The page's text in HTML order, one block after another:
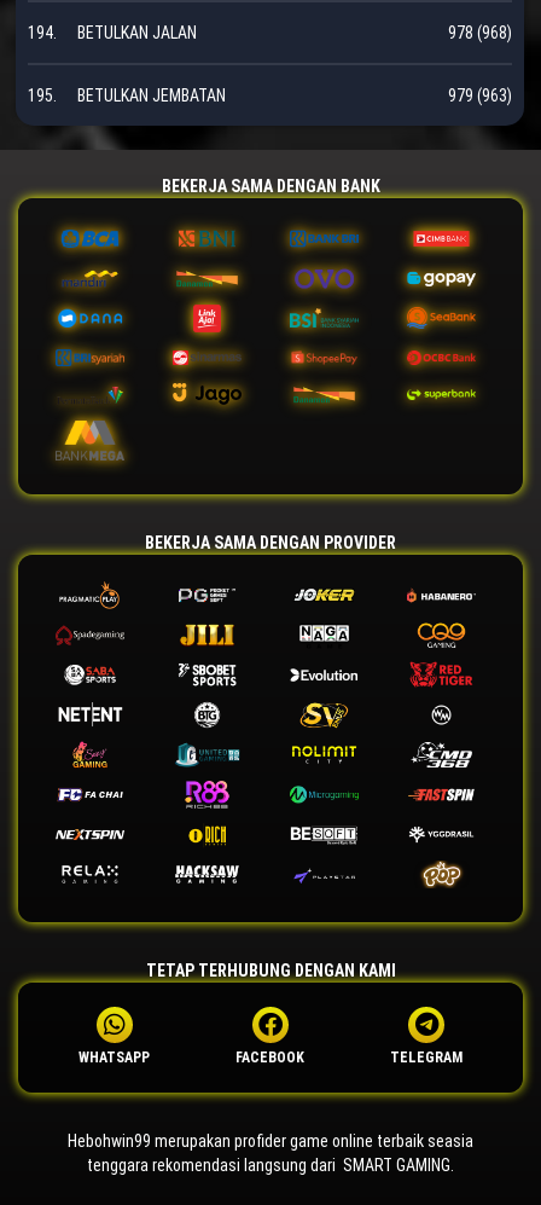
194. BETULKAN JALAN 978 (968)
195. BETULKAN JEMBATAN 979 (963)
BEKERJA SAMA DENGAN BANK
BEKERJA SAMA DENGAN PROVIDER
TETAP TERHUBUNG DENGAN KAMI
WHATSAPP FACEBOOK TELEGRAM
Hebohwin99 merupakan profider game online terbaik seasia
tenggara rekomendasi langsung dari SMART GAMING.